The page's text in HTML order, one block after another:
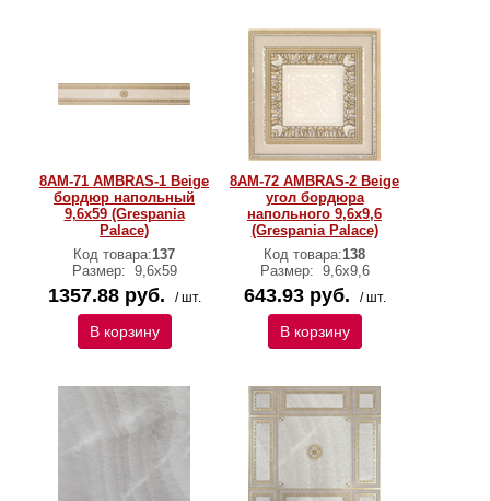
8AM-71 AMBRAS-1 Beige
бордюр напольный
9,6x59 (Grespania
Palace)
Код товара:137
Размер: 9,6x59
1357.88 руб. / шт.
В корзину
8AM-72 AMBRAS-2 Beige
угол бордюра
напольного 9,6x9,6
(Grespania Palace)
Код товара:138
Размер: 9,6x9,6
643.93 руб. / шт.
В корзину